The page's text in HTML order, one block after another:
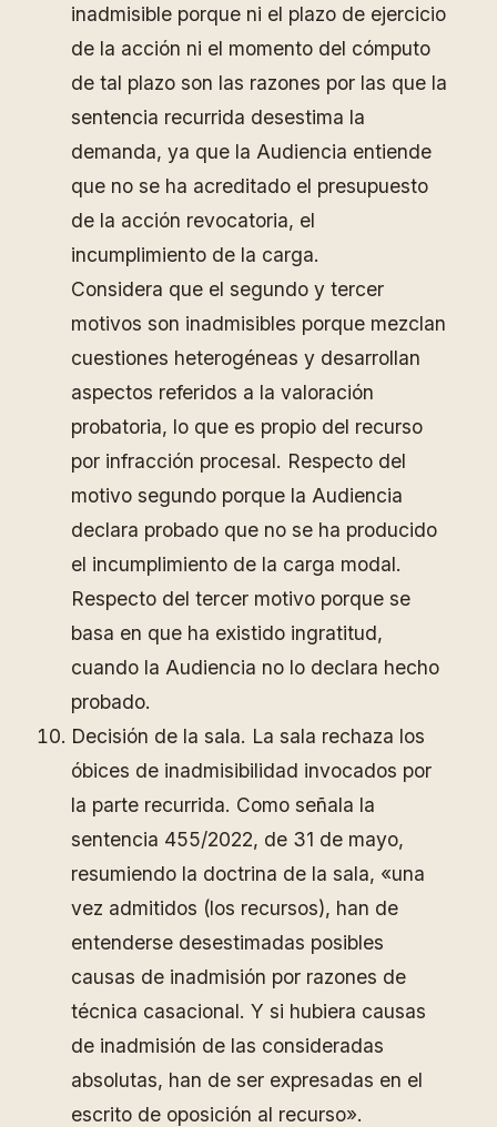
inadmisible porque ni el plazo de ejercicio
de la acción ni el momento del cómputo
de tal plazo son las razones por las que la
sentencia recurrida desestima la
demanda, ya que la Audiencia entiende
que no se ha acreditado el presupuesto
de la acción revocatoria, el
incumplimiento de la carga.
Considera que el segundo y tercer
motivos son inadmisibles porque mezclan
cuestiones heterogéneas y desarrollan
aspectos referidos a la valoración
probatoria, lo que es propio del recurso
por infracción procesal. Respecto del
motivo segundo porque la Audiencia
declara probado que no se ha producido
el incumplimiento de la carga modal.
Respecto del tercer motivo porque se
basa en que ha existido ingratitud,
cuando la Audiencia no lo declara hecho
probado.
Decisión de la sala. La sala rechaza los
óbices de inadmisibilidad invocados por
la parte recurrida. Como señala la
sentencia 455/2022, de 31 de mayo,
resumiendo la doctrina de la sala, «una
vez admitidos (los recursos), han de
entenderse desestimadas posibles
causas de inadmisión por razones de
técnica casacional. Y si hubiera causas
de inadmisión de las consideradas
absolutas, han de ser expresadas en el
escrito de oposición al recurso».